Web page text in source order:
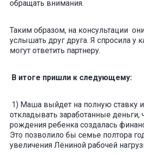
обращать внимания.
Таким образом, на консультации
услышать друг друга. Я спросила у
могут ответить партнеру.
В итоге пришли к следующему:
1) Маша выйдет на полную ставку
откладывать заработанные
рождения ребенка создалась
Это позволило бы семье полтора
увеличения Лёниной рабочей